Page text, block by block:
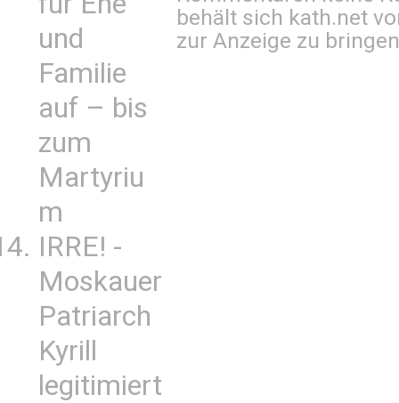
und
Familie
auf – bis
zum
Martyriu
m
IRRE! -
Moskauer
Patriarch
Kyrill
legitimiert
behält sich kath.net
zur Anzeige zu